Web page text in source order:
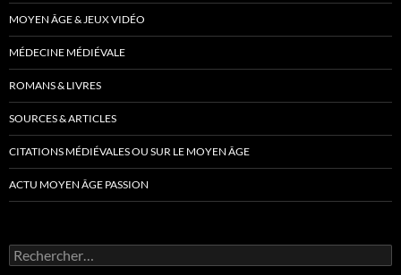
MOYEN ÂGE & JEUX VIDÉO
MÉDECINE MÉDIÉVALE
ROMANS & LIVRES
SOURCES & ARTICLES
CITATIONS MÉDIÉVALES OU SUR LE MOYEN ÂGE
ACTU MOYEN ÂGE PASSION
Rechercher :